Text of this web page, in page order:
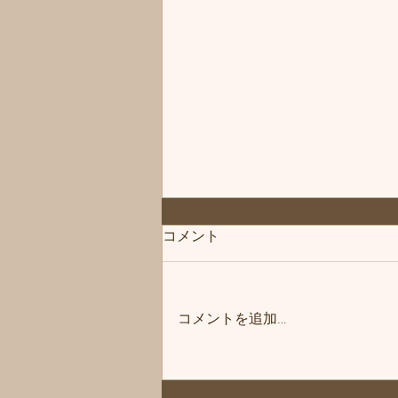
◆「お知らせ」練馬髪質改善
容院シフィ(sihui)
トメント＆ヘッドスパ練馬専門サ
ロン/練馬美容室、練馬美容院シ
コメント
コメントを追加…